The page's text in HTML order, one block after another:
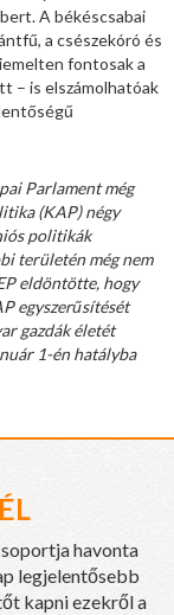
A békéscsabai
a csészekóró és
fontosak a
– is elszámolhatóak
Parlament még
(KAP) négy
politikák
területén még nem
eldöntötte, hogy
egyszerűsítését
gazdák életét
1-én hatályba
havonta
legjelentősebb
kapni ezekről a